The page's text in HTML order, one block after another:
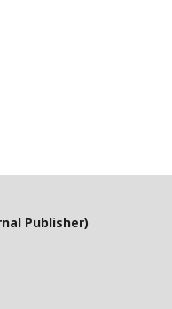
Publisher)